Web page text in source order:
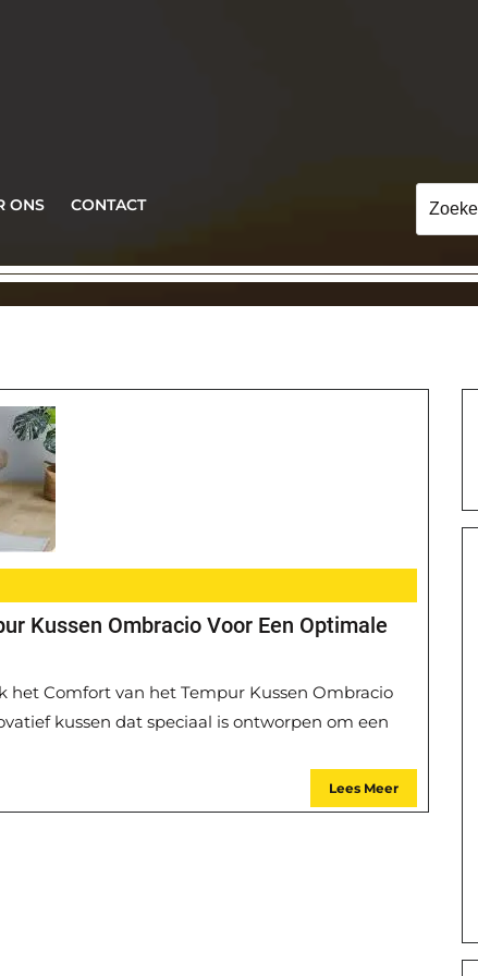
ONS CONTACT
naar:
Kussen Ombracio Voor Een Optimale
het Comfort van het Tempur Kussen Ombracio
kussen dat speciaal is ontworpen om een
Lees Meer